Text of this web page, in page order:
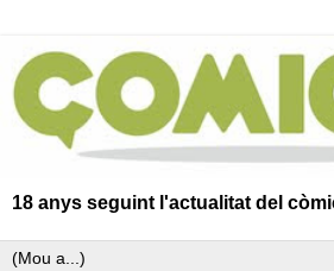
18 anys seguint l'actualitat del